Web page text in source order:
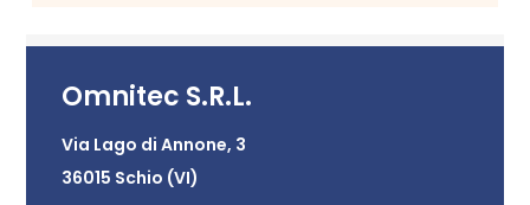
Omnitec S.R.L.
Via Lago di Annone, 3
36015 Schio (VI)